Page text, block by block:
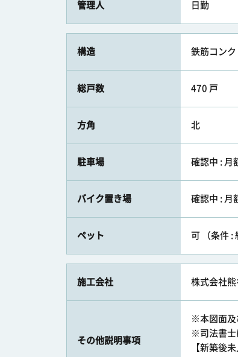
管理人 日勤
構造 鉄筋コンク
総戸数 470 戸
方角 北
駐車場 確認中 : 月
バイク置き場 確認中 : 月
ペット 可 （条件 :
施工会社 株式会社熊
その他説明事項
※本図面及
※司法書士
【新築後未